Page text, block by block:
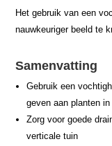
Het gebruik van een
nauwkeuriger beeld te
Samenvatting
Gebruik een
geven aan planten
Zorg voor goede
verticale tuin